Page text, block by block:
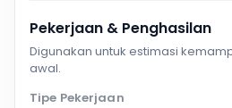
Pekerjaan & Penghasilan
Digunakan untuk estimasi
awal.
Tipe Pekerjaan